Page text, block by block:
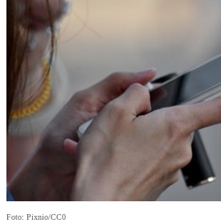
Foto: Pixnio/CC0